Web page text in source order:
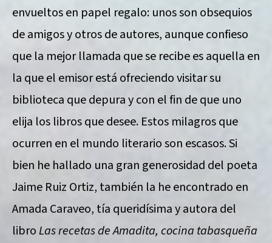
envueltos en papel regalo: unos son obsequios
de amigos y otros de autores, aunque confieso
que la mejor llamada que se recibe es aquella en
la que el emisor está ofreciendo visitar su
biblioteca que depura y con el fin de que uno
elija los libros que desee. Estos milagros que
ocurren en el mundo literario son escasos. Si
bien he hallado una gran generosidad del poeta
Jaime Ruiz Ortiz, también la he encontrado en
Amada Caraveo, tía queridísima y autora del
libroLas recetas de Amadita, cocina tabasqueña